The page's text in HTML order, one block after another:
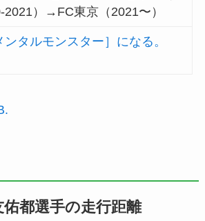
2021）→FC東京（2021〜）
ンタルモンスター］になる。
都選手の走行距離